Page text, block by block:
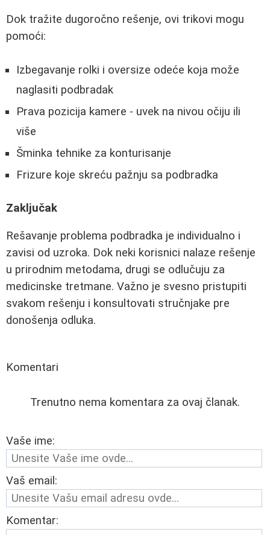
Dok tražite dugoročno rešenje, ovi trikovi mogu
pomoći:
Izbegavanje rolki i oversize odeće koja može
naglasiti podbradak
Prava pozicija kamere - uvek na nivou očiju ili
više
Šminka tehnike za konturisanje
Frizure koje skreću pažnju sa podbradka
Zaključak
Rešavanje problema podbradka je individualno i
zavisi od uzroka. Dok neki korisnici nalaze rešenje
u prirodnim metodama, drugi se odlučuju za
medicinske tretmane. Važno je svesno pristupiti
svakom rešenju i konsultovati stručnjake pre
donošenja odluka.
Komentari
Trenutno nema komentara za ovaj članak.
Vaše ime:
Vaš email:
Komentar: